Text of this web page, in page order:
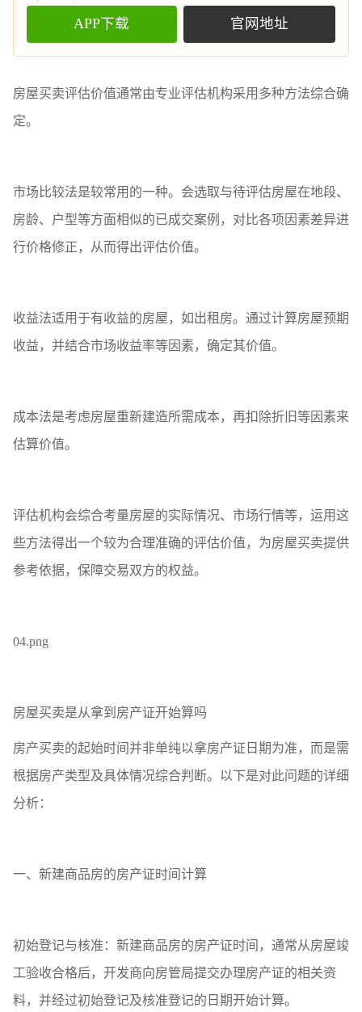
APP下载 官网地址
房屋买卖评估价值通常由专业评估机构采用多种方法综合确
定。
市场比较法是较常用的一种。会选取与待评估房屋在地段、
房龄、户型等方面相似的已成交案例，对比各项因素差异进
行价格修正，从而得出评估价值。
收益法适用于有收益的房屋，如出租房。通过计算房屋预期
收益，并结合市场收益率等因素，确定其价值。
成本法是考虑房屋重新建造所需成本，再扣除折旧等因素来
估算价值。
评估机构会综合考量房屋的实际情况、市场行情等，运用这
些方法得出一个较为合理准确的评估价值，为房屋买卖提供
参考依据，保障交易双方的权益。
04.png
房屋买卖是从拿到房产证开始算吗
房产买卖的起始时间并非单纯以拿房产证日期为准，而是需
根据房产类型及具体情况综合判断。以下是对此问题的详细
分析：
一、新建商品房的房产证时间计算
初始登记与核准：新建商品房的房产证时间，通常从房屋竣
工验收合格后，开发商向房管局提交办理房产证的相关资
料，并经过初始登记及核准登记的日期开始计算。